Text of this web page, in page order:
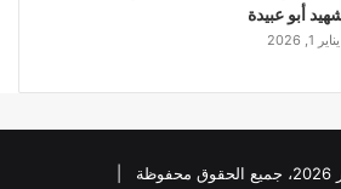
أبو عبيدة
يناير 1, 2026